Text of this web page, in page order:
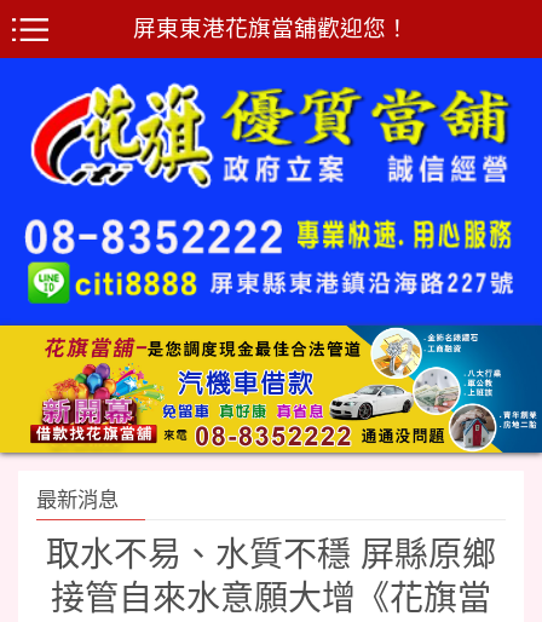
屏東東港花旗當舖歡迎您！
最新消息
取水不易、水質不穩 屏縣原鄉
接管自來水意願大增《花旗當